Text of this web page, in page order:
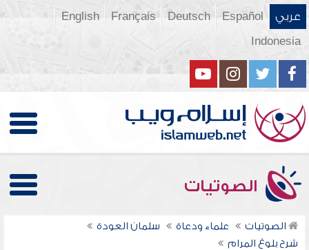
عربي Español
Deutsch
Français
English
Indonesia
الصوتيات
الصوتيات علماء ودعاة
سلمان العودة
شرح بلوغ المرام